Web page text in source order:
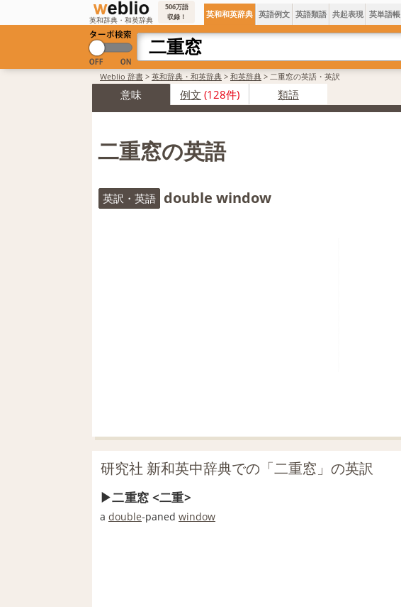
英和辞典・和英辞典
506万語
収録！
英和和英辞典 英語例文 英語類語 共起表現 英単語帳
Weblio 辞書 > 英和辞典・和英辞典 > 和英辞典 > 二重窓の英語・英訳
意味 例文 (128件) 類語
二重窓の英語
英訳・英語 double window
研究社 新和英中辞典での「二重窓」の英訳
二重窓 <二重>
a double‐paned window